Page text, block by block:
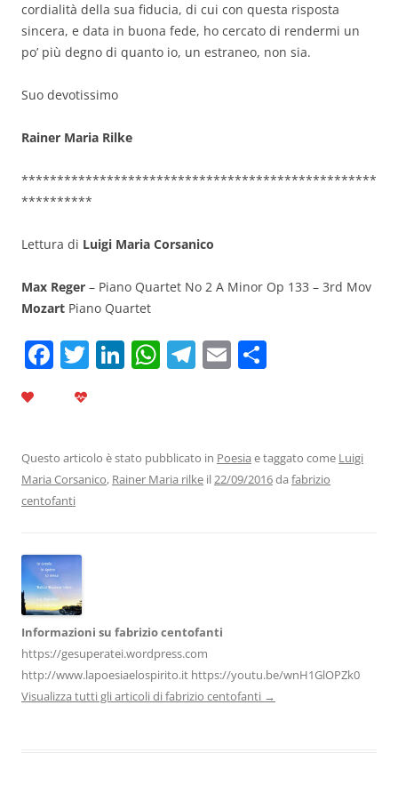
cordialità della sua fiducia, di cui con questa risposta
sincera, e data in buona fede, ho cercato di rendermi un
po’ più degno di quanto io, un estraneo, non sia.
Suo devotissimo
Rainer Maria Rilke
**************************************************
**********
Lettura di Luigi Maria Corsanico
Max Reger – Piano Quartet No 2 A Minor Op 133 – 3rd Mov
Mozart Piano Quartet
F
b
o
k
T Li
dI
n
W
A
p
T
a
m
E
vi
di
Questo articolo è stato pubblicato in Poesia e taggato come Luigi
Maria Corsanico, Rainer Maria rilke il22/09/2016da fabrizio
centofanti
Informazioni su fabrizio centofanti
https://gesuperatei.wordpress.com
http://www.lapoesiaelospirito.it https://youtu.be/wnH1GlOPZk0
Visualizza tutti gli articoli di fabrizio centofanti →